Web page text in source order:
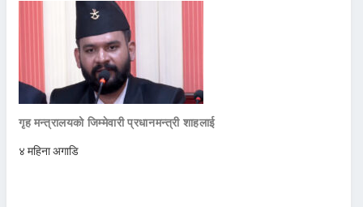
गृह मन्त्रालयको जिम्मेवारी प्रधानमन्त्री शाहलाई
४ महिना अगाडि